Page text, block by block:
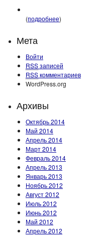
(подробнее)
Мета
Войти
RSSзаписей
RSSкомментариев
WordPress.org
Архивы
Октябрь 2014
Май 2014
Апрель 2014
Март 2014
Февраль 2014
Апрель 2013
Январь 2013
Ноябрь 2012
Август 2012
Июль 2012
Июнь 2012
Май 2012
Апрель 2012